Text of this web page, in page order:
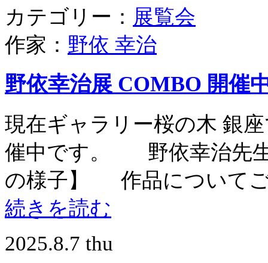
カテゴリー： 展覧会
作家： 野依 幸治
野依幸治展 COMBO 開催
現在ギャラリー桜の木 銀
催中です。 野依幸治
の様子】 作品についてご
続きを読む
2025.8.7 thu